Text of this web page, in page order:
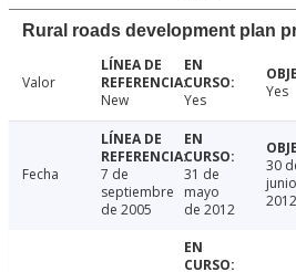
Rural roads development plan
Valor
New
Yes Yes
Fecha
7 de
septiembre
de 2005
31 de
mayo
de 2012
30
2012